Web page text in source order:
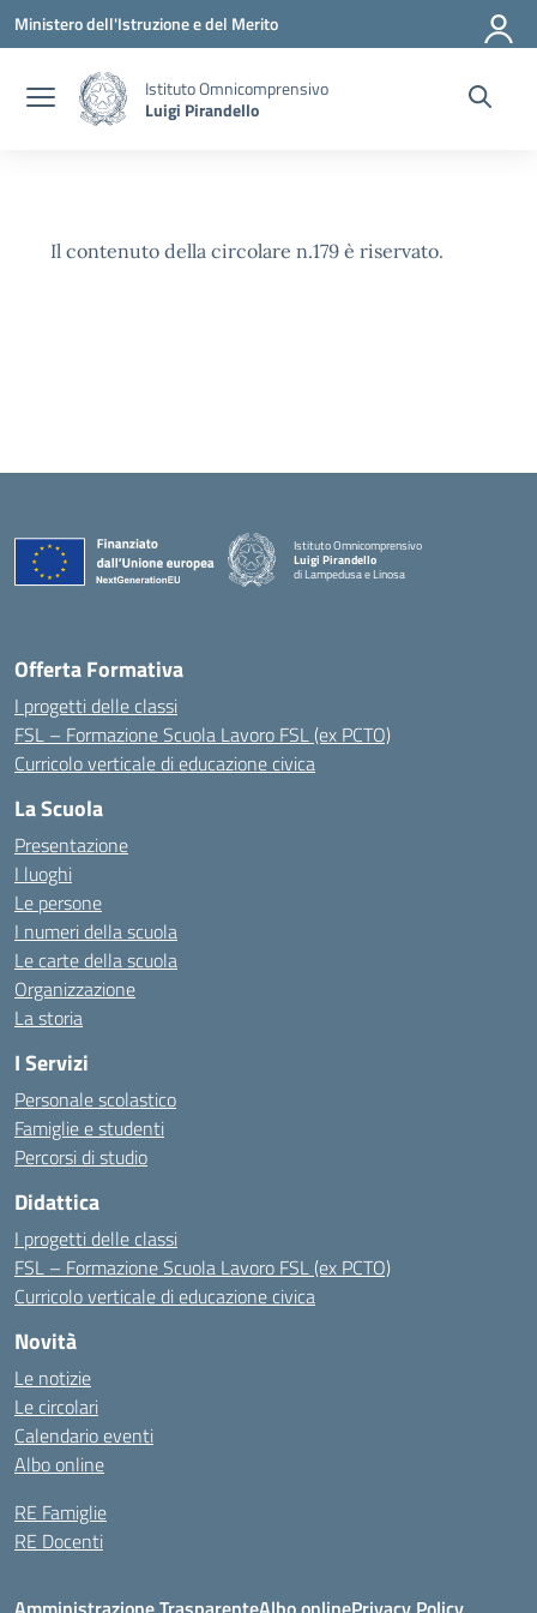
Vai ai contenuti
Vai al menu di navigazione
Vai al footer
Ministero dell'Istruzione e del Merito
Istituto Omnicomprensivo
Luigi Pirandello
Il contenuto della circolare n.179 è riservato.
Istituto Omnicomprensivo
Luigi Pirandello
di Lampedusa e Linosa
Offerta Formativa
I progetti delle classi
FSL – Formazione Scuola Lavoro FSL (ex PCTO)
Curricolo verticale di educazione civica
La Scuola
Presentazione
I luoghi
Le persone
I numeri della scuola
Le carte della scuola
Organizzazione
La storia
I Servizi
Personale scolastico
Famiglie e studenti
Percorsi di studio
Didattica
I progetti delle classi
FSL – Formazione Scuola Lavoro FSL (ex PCTO)
Curricolo verticale di educazione civica
Novità
Le notizie
Le circolari
Calendario eventi
Albo online
RE Famiglie
RE Docenti